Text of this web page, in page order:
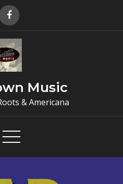
Music
& Americana